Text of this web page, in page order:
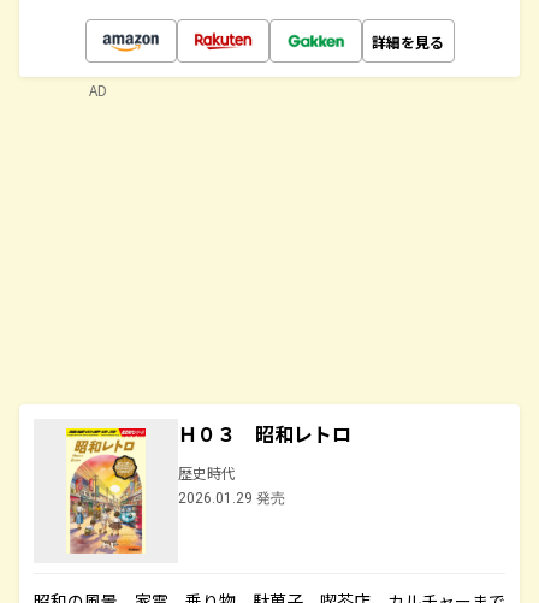
詳細を見る
Ｈ０３ 昭和レトロ
歴史時代
2026.01.29 発売
AD